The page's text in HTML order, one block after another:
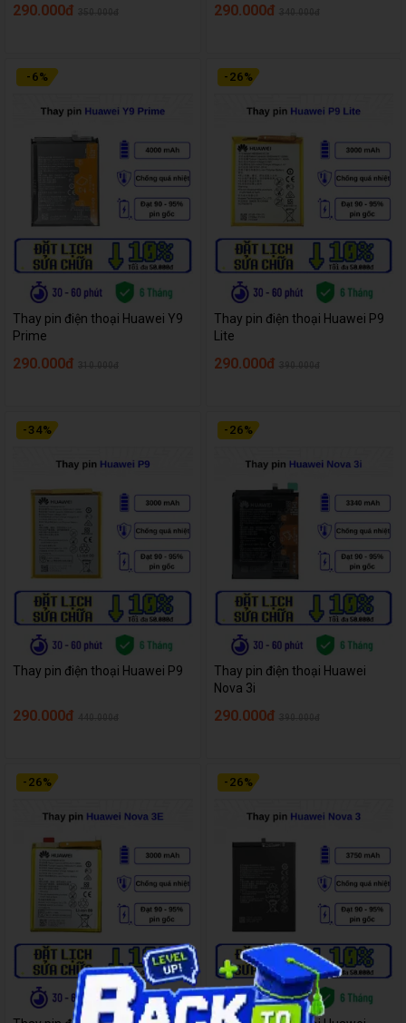
290.000đ 290.000đ
- 6%
Thay pin điện thoại Huawei Y9
Prime
290.000đ
- 26%
Thay pin điện thoại Huawei P9
Lite
290.000đ
- 34%
Thay pin điện thoại Huawei P9
290.000đ
- 26%
Thay pin điện thoại Huawei
Nova 3i
290.000đ
- 26% - 26%